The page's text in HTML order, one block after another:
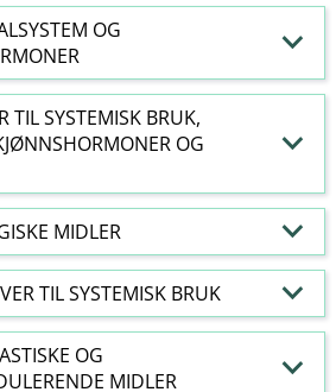
OG
TIL SYSTEMISK BRUK,
OG
MIDLER
TIL SYSTEMISK BRUK
OG
MIDLER